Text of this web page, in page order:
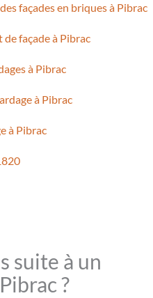
façades en briques à Pibrac
façade à Pibrac
à Pibrac
à Pibrac
à Pibrac
suite à un
?